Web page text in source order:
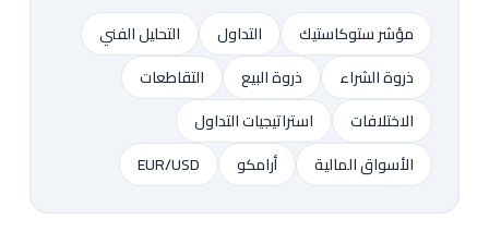
مؤشر ستوكاستيك التداول
التحليل الفني
ذروة الشراء
ذروة البيع
التقاطعات
الاختلافات
استراتيجيات التداول
الأسواق المالية
أرامكو EUR/USD